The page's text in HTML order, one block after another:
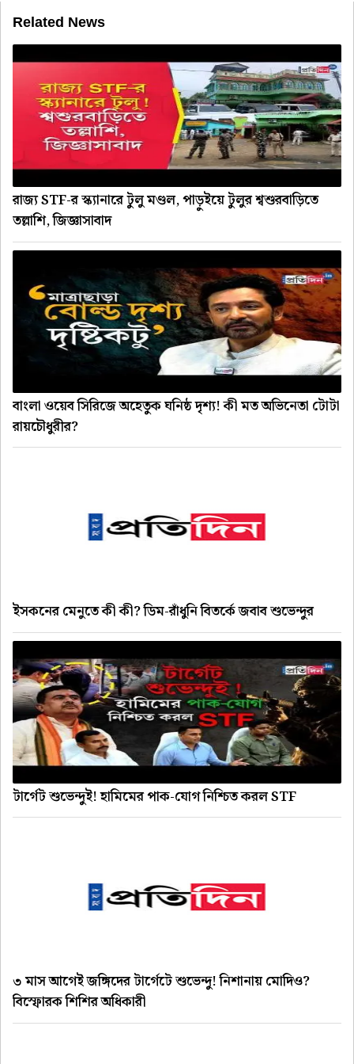
Related News
রাজ্য STF-র স্ক্যানারে টুলু মণ্ডল, পাড়ুইয়ে টুলুর শ্বশুরবাড়িতে
তল্লাশি, জিজ্ঞাসাবাদ
বাংলা ওয়েব সিরিজে অহেতুক ঘনিষ্ঠ দৃশ্য! কী মত অভিনেতা টোটা
রায়চৌধুরীর?
ইসকনের মেনুতে কী কী? ডিম-রাঁধুনি বিতর্কে জবাব শুভেন্দুর
টার্গেট শুভেন্দুই! হামিমের পাক-যোগ নিশ্চিত করল STF
৩ মাস আগেই জঙ্গিদের টার্গেটে শুভেন্দু! নিশানায় মোদিও?
বিস্ফোরক শিশির অধিকারী